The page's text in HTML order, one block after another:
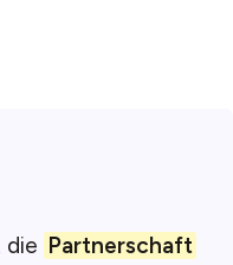
die Partnerschaft